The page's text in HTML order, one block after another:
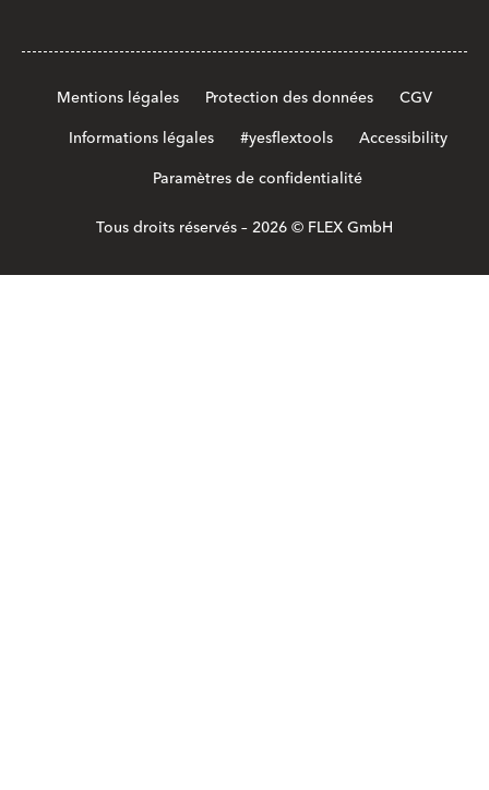
Mentions légales Protection des données
CGV
Informations légales
#yesflextools
Accessibility
Paramètres de confidentialité
Tous droits réservés – 2026 © FLEX GmbH